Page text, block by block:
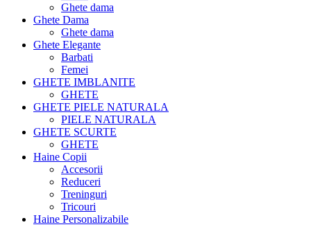
Ghete dama
Ghete Dama
Ghete dama
Ghete Elegante
Barbati
Femei
GHETE IMBLANITE
GHETE
GHETE PIELE NATURALA
PIELE NATURALA
GHETE SCURTE
GHETE
Haine Copii
Accesorii
Reduceri
Treninguri
Tricouri
Haine Personalizabile